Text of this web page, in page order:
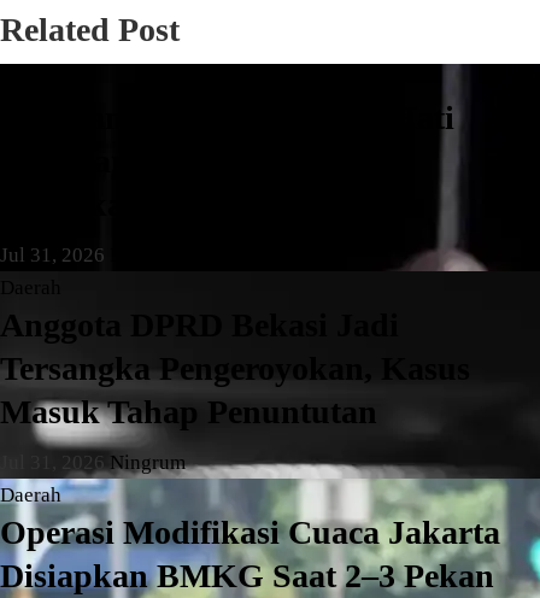
Related Post
Pengganjal ATM RS Buah Hati
Jul 31, 2026
Anggota DPRD Bekasi Jadi
Tersangka Pengeroyokan, Kasus
Masuk Tahap Penuntutan
Jul 31, 2026 Ningrum
Daerah
Operasi Modifikasi Cuaca Jakarta
Disiapkan BMKG Saat 2–3 Pekan